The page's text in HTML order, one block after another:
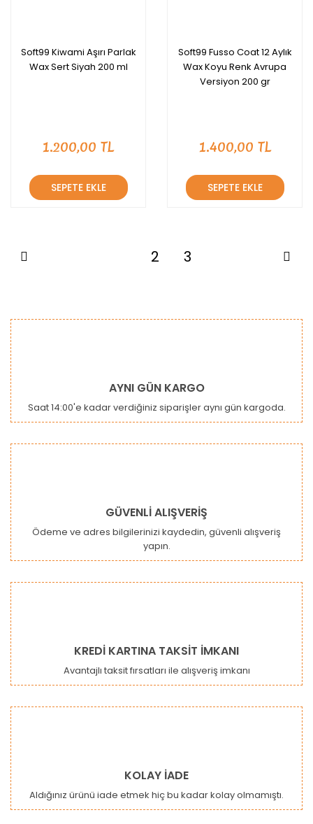
Soft99 Kiwami Aşırı Parlak
Wax Sert Siyah 200 ml
1.200,00 TL
SEPETE EKLE
Soft99 Fusso Coat 12 Aylık
Wax Koyu Renk Avrupa
Versiyon 200 gr
1.400,00 TL
SEPETE EKLE
2 3
AYNI GÜN KARGO
Saat 14:00'e kadar verdiğiniz siparişler aynı gün kargoda.
GÜVENLİ ALIŞVERİŞ
Ödeme ve adres bilgilerinizi kaydedin, güvenli alışveriş
yapın.
KREDİ KARTINA TAKSİT İMKANI
Avantajlı taksit fırsatları ile alışveriş imkanı
KOLAY İADE
Aldığınız ürünü iade etmek hiç bu kadar kolay olmamıştı.